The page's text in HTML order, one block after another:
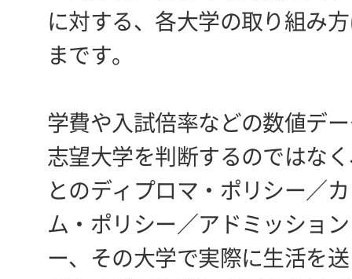
に対する、各大学の取り組み
まです。
学費や入試倍率などの数値デ
志望大学を判断するのではな
とのディプロマ・ポリシー／
ム・ポリシー／アドミッショ
ー、その大学で実際に生活を